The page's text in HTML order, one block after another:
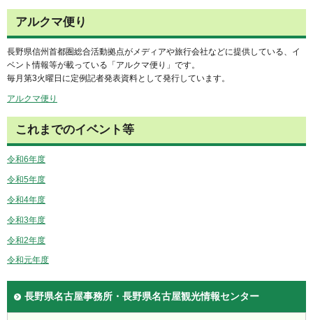
アルクマ便り
長野県信州首都圏総合活動拠点がメディアや旅行会社などに提供している、イ
ベント情報等が載っている「アルクマ便り」です。
毎月第3火曜日に定例記者発表資料として発行しています。
アルクマ便り
これまでのイベント等
令和6年度
令和5年度
令和4年度
令和3年度
令和2年度
令和元年度
長野県名古屋事務所・長野県名古屋観光情報センター